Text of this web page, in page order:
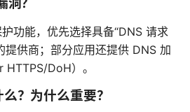
？
功能，优先选择具备“DNS 请求
提供商；部分应用还提供 DNS 加
DoH）。
？为什么重要？